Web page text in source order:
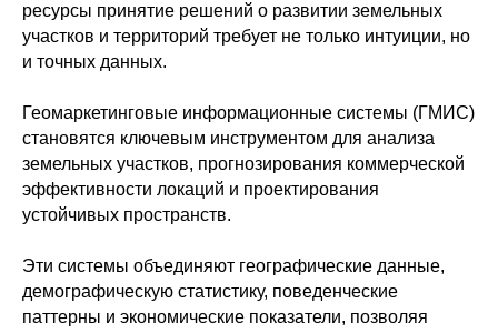
ресурсы принятие решений о развитии земельных
участков и территорий требует не только интуиции, но
и точных данных.
Геомаркетинговые информационные системы (ГМИС)
становятся ключевым инструментом для анализа
земельных участков, прогнозирования коммерческой
эффективности локаций и проектирования
устойчивых пространств.
Эти системы объединяют географические данные,
демографическую статистику, поведенческие
паттерны и экономические показатели, позволяя